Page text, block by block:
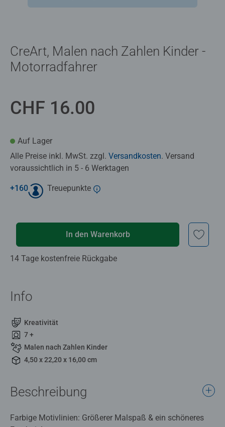
CreArt, Malen nach Zahlen Kinder -
Motorradfahrer
CHF 16.00
Auf Lager
Alle Preise inkl. MwSt. zzgl. Versandkosten. Versand
voraussichtlich in 5 - 6 Werktagen
+160 Treuepunkte
In den Warenkorb
14 Tage kostenfreie Rückgabe
Info
Kreativität
7 +
Malen nach Zahlen Kinder
4,50 x 22,20 x 16,00 cm
Beschreibung
Farbige Motivlinien: Größerer Malspaß & ein schöneres